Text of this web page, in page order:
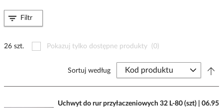
26 szt. Pokazuj tylko dostępne produkty (0)
Sortuj według
Uchwyt do rur przyłaczeniowych 32 L-80 (szt) | 06.95
Filtr